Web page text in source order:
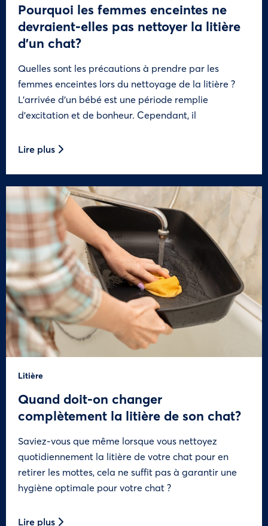
Pourquoi les femmes enceintes ne
devraient-elles pas nettoyer la litière
d’un chat?
Quelles sont les précautions à prendre par les
femmes enceintes lors du nettoyage de la litière ?
L’arrivée d’un bébé est une période remplie
d’excitation et de bonheur. Cependant, il
Lire plus
Litière
Quand doit-on changer
complètement la litière de son chat?
Saviez-vous que même lorsque vous nettoyez
quotidiennement la litière de votre chat pour en
retirer les mottes, cela ne suffit pas à garantir une
hygiène optimale pour votre chat ?
Lire plus